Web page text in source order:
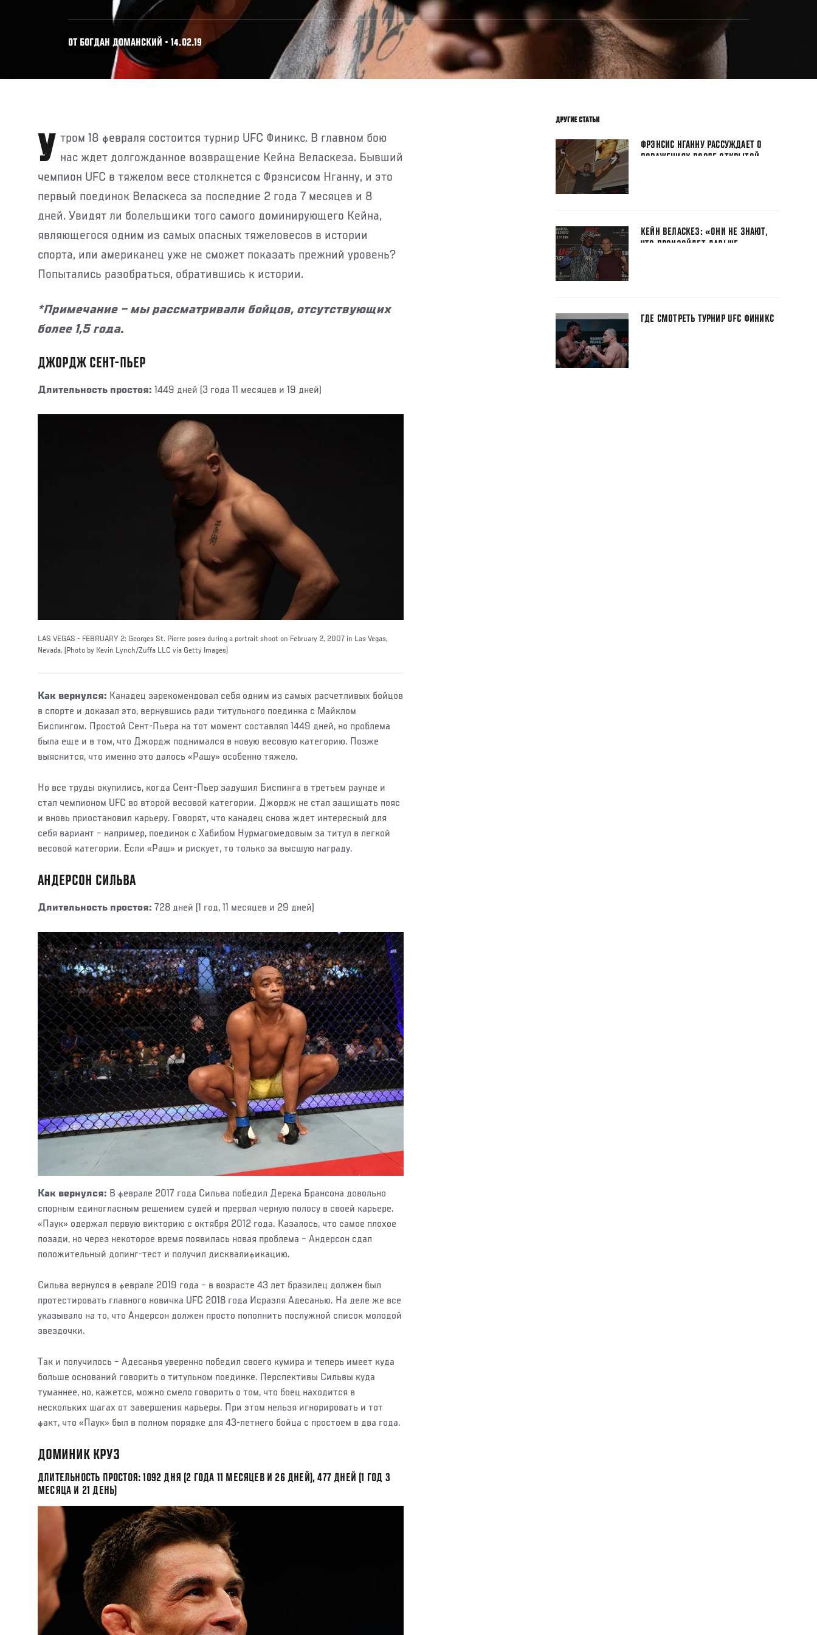
ОТ БОГДАН ДОМАНСКИЙ • 14.02.19
Утром 18 февраля состоится турнир UFC Финикс. В главном бою нас ждет долгожданное возвращение Кейна Веласкеза. Бывший
чемпион UFC в тяжелом весе столкнется с Фрэнсисом Нганну, и это
первый поединок Веласкеса за последние 2 года 7 месяцев и 8
дней. Увидят ли болельщики того самого доминирующего Кейна,
являющегося одним из самых опасных тяжеловесов в истории
спорта, или американец уже не сможет показать прежний уровень?
Попытались разобраться, обратившись к истории.
*Примечание – мы рассматривали бойцов, отсутствующих
более 1,5 года.
ДЖОРДЖ СЕНТ-ПЬЕР
Длительность простоя: 1449 дней (3 года 11 месяцев и 19 дней)
LAS VEGAS - FEBRUARY 2: Georges St. Pierre poses during a portrait shoot on February 2, 2007 in Las Vegas,
Nevada. (Photo by Kevin Lynch/Zuffa LLC via Getty Images)
Как вернулся: Канадец зарекомендовал себя одним из самых расчетливых бойцов
в спорте и доказал это, вернувшись ради титульного поединка с Майклом
Биспингом. Простой Сент-Пьера на тот момент составлял 1449 дней, но проблема
была еще и в том, что Джордж поднимался в новую весовую категорию. Позже
выяснится, что именно это далось «Рашу» особенно тяжело.
Но все труды окупились, когда Сент-Пьер задушил Биспинга в третьем раунде и
стал чемпионом UFC во второй весовой категории. Джордж не стал защищать пояс
и вновь приостановил карьеру. Говорят, что канадец снова ждет интересный для
себя вариант – например, поединок с Хабибом Нурмагомедовым за титул в легкой
весовой категории. Если «Раш» и рискует, то только за высшую награду.
АНДЕРСОН СИЛЬВА
Длительность простоя: 728 дней (1 год, 11 месяцев и 29 дней)
Как вернулся: В феврале 2017 года Сильва победил Дерека Брансона довольно
спорным единогласным решением судей и прервал черную полосу в своей карьере.
«Паук» одержал первую викторию с октября 2012 года. Казалось, что самое плохое
позади, но через некоторое время появилась новая проблема – Андерсон сдал
положительный допинг-тест и получил дисквалификацию.
Сильва вернулся в феврале 2019 года – в возрасте 43 лет бразилец должен был
протестировать главного новичка UFC 2018 года Исраэля Адесанью. На деле же все
указывало на то, что Андерсон должен просто пополнить послужной список молодой
звездочки.
Так и получилось – Адесанья уверенно победил своего кумира и теперь имеет куда
больше оснований говорить о титульном поединке. Перспективы Сильвы куда
туманнее, но, кажется, можно смело говорить о том, что боец находится в
нескольких шагах от завершения карьеры. При этом нельзя игнорировать и тот
факт, что «Паук» был в полном порядке для 43-летнего бойца с простоем в два года.
ДОМИНИК КРУЗ
ДЛИТЕЛЬНОСТЬ ПРОСТОЯ: 1092 ДНЯ (2 ГОДА 11 МЕСЯЦЕВ И 26 ДНЕЙ), 477 ДНЕЙ (1 ГОД 3
МЕСЯЦА И 21 ДЕНЬ)
ДРУГИЕ СТАТЬИ
ФРЭНСИС НГАННУ РАССУЖДАЕТ О
ПОРАЖЕНИЯХ ПОСЛЕ ОТКРЫТОЙ
КЕЙН ВЕЛАСКЕЗ: «ОНИ НЕ ЗНАЮТ,
ЧТО ПРОИЗОЙДЕТ ДАЛЬШЕ»
ГДЕ СМОТРЕТЬ ТУРНИР UFC ФИНИКС